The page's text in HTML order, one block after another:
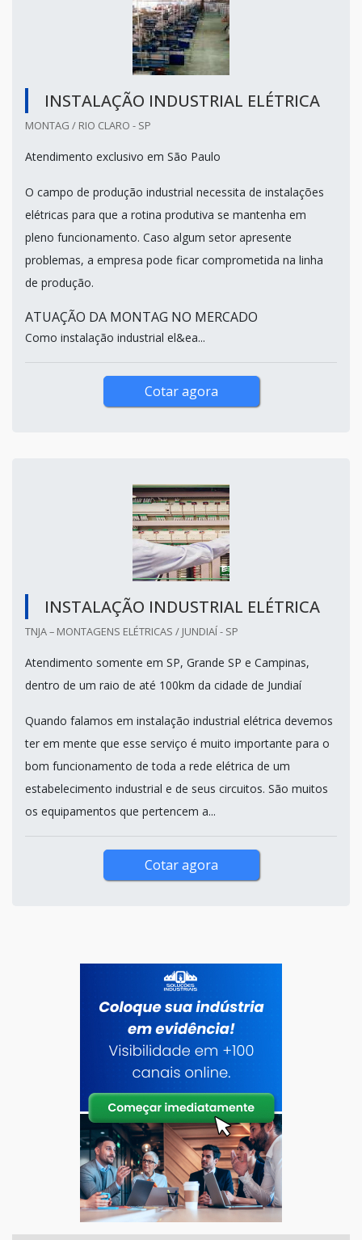
INSTALAÇÃO INDUSTRIAL ELÉTRICA
MONTAG / RIO CLARO - SP
Atendimento exclusivo em São Paulo
O campo de produção industrial necessita de instalações
elétricas para que a rotina produtiva se mantenha em
pleno funcionamento. Caso algum setor apresente
problemas, a empresa pode ficar comprometida na linha
de produção.
ATUAÇÃO DA MONTAG NO MERCADO
Como instalação industrial el&ea...
Cotar agora
INSTALAÇÃO INDUSTRIAL ELÉTRICA
TNJA – MONTAGENS ELÉTRICAS / JUNDIAÍ - SP
Atendimento somente em SP, Grande SP e Campinas,
dentro de um raio de até 100km da cidade de Jundiaí
Quando falamos em instalação industrial elétrica devemos
ter em mente que esse serviço é muito importante para o
bom funcionamento de toda a rede elétrica de um
estabelecimento industrial e de seus circuitos. São muitos
os equipamentos que pertencem a...
Cotar agora